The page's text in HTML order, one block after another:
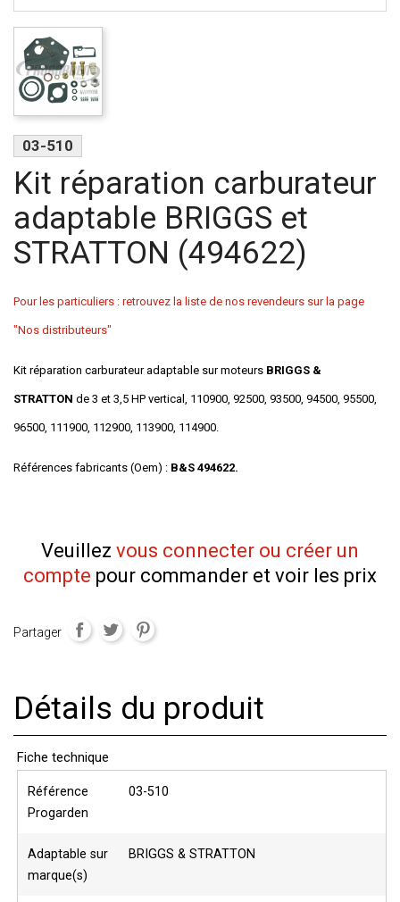
03-510
Kit réparation carburateur
adaptable BRIGGS et
STRATTON (494622)
Pour les particuliers : retrouvez la liste de nos revendeurs sur la page
"Nos distributeurs"
Kit réparation carburateur adaptable sur moteurs BRIGGS &
STRATTON de 3 et 3,5 HP vertical, 110900, 92500, 93500, 94500, 95500,
96500, 111900, 112900, 113900, 114900.
Références fabricants (Oem) : B&S 494622.
Veuillez vous connecter ou créer un
compte pour commander et voir les prix
Partager
Détails du produit
Fiche technique
Référence
Progarden
03-510
Adaptable sur
marque(s)
BRIGGS & STRATTON